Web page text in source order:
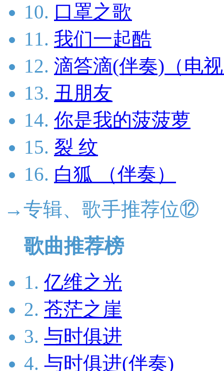
10. 口罩之歌
11. 我们一起酷
12. 滴答滴(伴奏)（电
13. 丑朋友
14. 你是我的菠菠萝
15. 裂 纹
16. 白狐 （伴奏）
→专辑、歌手推荐位⑫
歌曲推荐榜
1. 亿维之光
2. 苍茫之崖
3. 与时俱进
4. 与时俱进(伴奏)